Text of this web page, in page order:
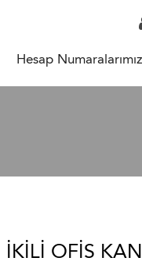
Hesap Numaralarımız
OFIS